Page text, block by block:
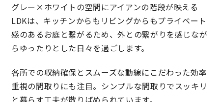
徹底したコストダウンの追求
頑丈で長持ちの外壁
2030年の省エネ基準住宅
100年点検住宅
グレー×ホワイトの空間にアイアンの階段が映える
LDKは、キッチンからもリビングからもプライベート
感のあるお庭と繋がるため、外との繋がりを感じなが
らゆったりとした日々を過ごします。
各所での収納確保とスムーズな動線にこだわった効率
重視の間取りにも注目。シンプルな間取りでスッキリ
と暮らす工夫が散りばめられています。